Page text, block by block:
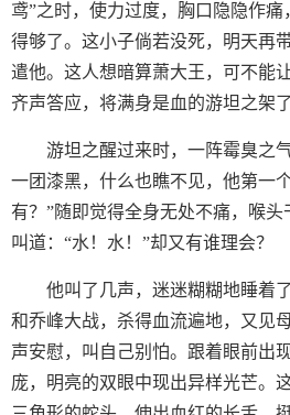
鸢”之时，使力过度，胸口隐隐作
得够了。这小子倘若没死，明天再
遣他。这人想暗算萧大王，可不能
齐声答应，将满身是血的游坦之架了
游坦之醒过来时，一阵霉臭之
一团漆黑，什么也瞧不见，他第一
有？”随即觉得全身无处不痛，喉
叫道：“水！水！”却又有谁理会？
他叫了几声，迷迷糊糊地睡着
和乔峰大战，杀得血流遍地，又见
声安慰，叫自己别怕。跟着眼前出
庞，明亮的双眼中现出异样光芒。